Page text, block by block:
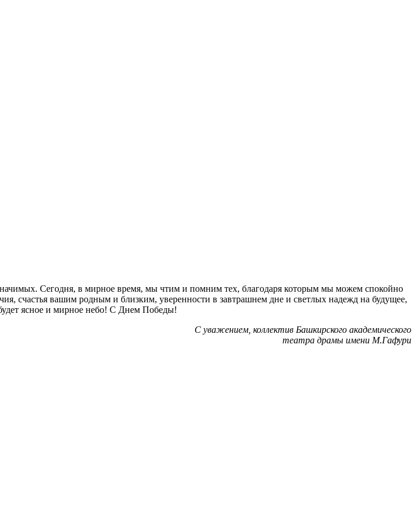
Сегодня, в мирное время, мы чтим и помним тех, благодаря которым мы можем спокойно
счастья вашим родным и близким, уверенности в завтрашнем дне и светлых надежд на будущее,
ясное и мирное небо! С Днем Победы!
С уважением, коллектив Башкирского академического
театра драмы имени М.Гафури